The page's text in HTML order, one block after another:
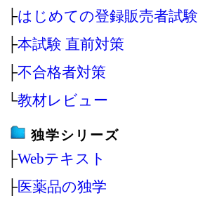
├はじめての登録販売者試験
├本試験 直前対策
├不合格者対策
└教材レビュー
独学シリーズ
├Webテキスト
├医薬品の独学